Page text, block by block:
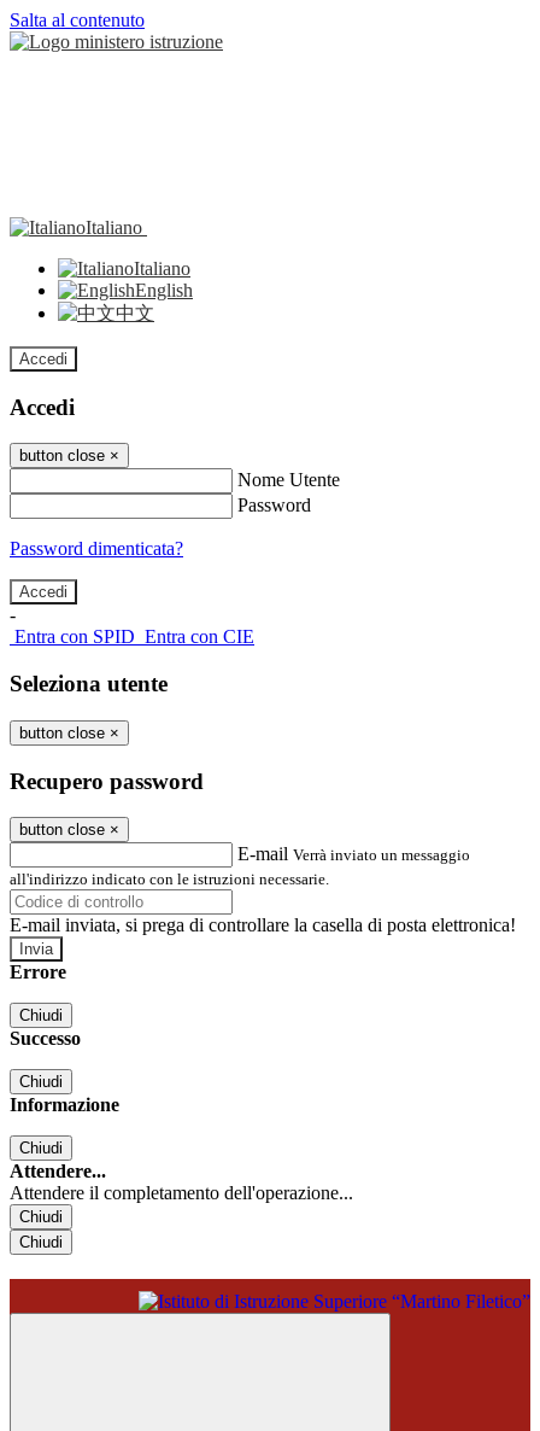
Salta al contenuto
Italiano
Italiano
English
中文
Accedi
Accedi
button close ×
Nome Utente
Password
Password dimenticata?
-
Entra con SPID Entra con CIE
Seleziona utente
button close ×
Recupero password
button close ×
E-mail Verrà inviato un messaggio
all'indirizzo indicato con le istruzioni necessarie.
E-mail inviata, si prega di controllare la casella di posta elettronica!
Errore
Chiudi
Successo
Chiudi
Informazione
Chiudi
Attendere...
Attendere il completamento dell'operazione...
Chiudi
Chiudi